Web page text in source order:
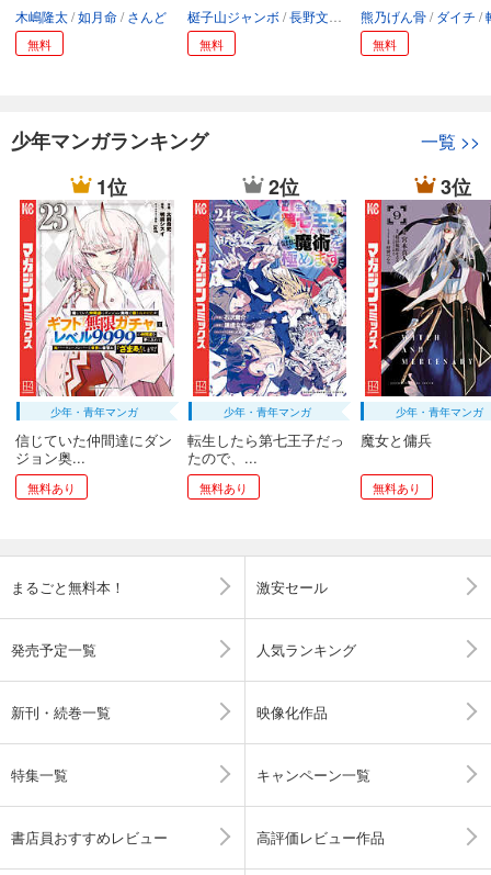
木嶋隆太 如月命 さんど
無料
梃子山ジャンボ 長野文三郎 かぼちゃ
無料
熊乃げん骨 ダイチ
無料
少年マンガランキング 一覧 >>
1位
少年・青年マンガ
信じていた仲間達にダン
ジョン奥...
無料あり
2位
少年・青年マンガ
転生したら第七王子だっ
たので、...
無料あり
3位
少年・青年マンガ
魔女と傭兵
無料あり
まるごと無料本！ 激安セール
発売予定一覧 人気ランキング
新刊・続巻一覧 映像化作品
特集一覧 キャンペーン一覧
書店員おすすめレビュー 高評価レビュー作品